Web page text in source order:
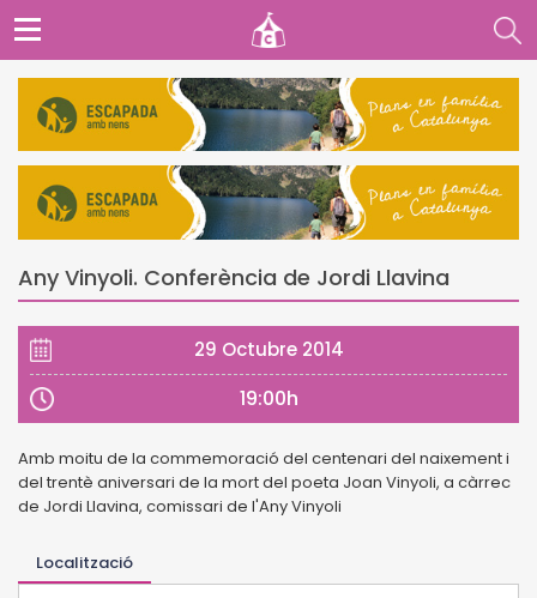
Any Vinyoli. Conferència de Jordi Llavina
29 Octubre 2014
19:00h
Amb moitu de la commemoració del centenari del naixement i
del trentè aniversari de la mort del poeta Joan Vinyoli, a càrrec
de Jordi Llavina, comissari de l'Any Vinyoli
Localització